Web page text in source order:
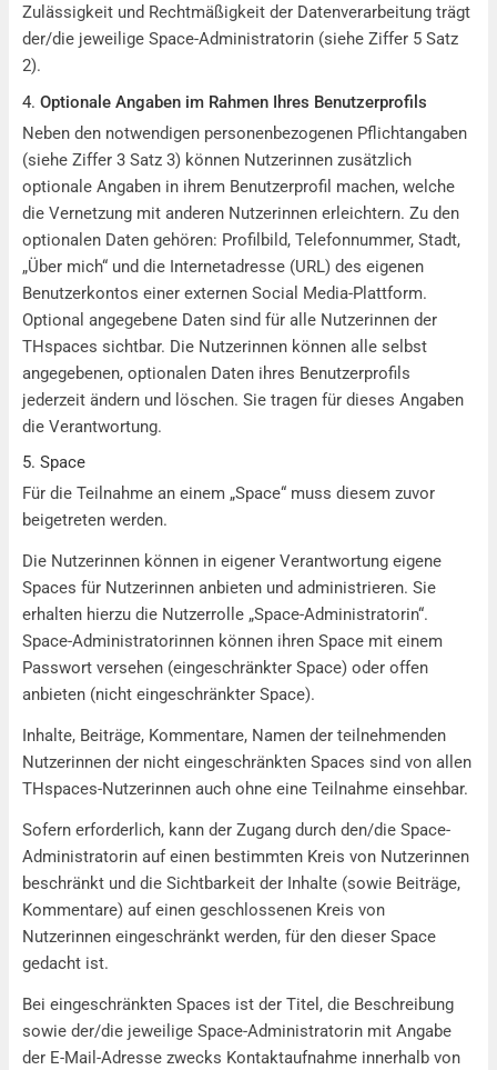
Zulässigkeit und Rechtmäßigkeit der Datenverarbeitung trägt
der/die jeweilige Space-Administratorin (siehe Ziffer 5 Satz
2).
4. Optionale Angaben im Rahmen Ihres Benutzerprofils
Neben den notwendigen personenbezogenen Pflichtangaben
(siehe Ziffer 3 Satz 3) können Nutzerinnen zusätzlich
optionale Angaben in ihrem Benutzerprofil machen, welche
die Vernetzung mit anderen Nutzerinnen erleichtern. Zu den
optionalen Daten gehören: Profilbild, Telefonnummer, Stadt,
„Über mich“ und die Internetadresse (URL) des eigenen
Benutzerkontos einer externen Social Media-Plattform.
Optional angegebene Daten sind für alle Nutzerinnen der
THspaces sichtbar. Die Nutzerinnen können alle selbst
angegebenen, optionalen Daten ihres Benutzerprofils
jederzeit ändern und löschen. Sie tragen für dieses Angaben
die Verantwortung.
5. Space
Für die Teilnahme an einem „Space“ muss diesem zuvor
beigetreten werden.
Die Nutzerinnen können in eigener Verantwortung eigene
Spaces für Nutzerinnen anbieten und administrieren. Sie
erhalten hierzu die Nutzerrolle „Space-Administratorin“.
Space-Administratorinnen können ihren Space mit einem
Passwort versehen (eingeschränkter Space) oder offen
anbieten (nicht eingeschränkter Space).
Inhalte, Beiträge, Kommentare, Namen der teilnehmenden
Nutzerinnen der nicht eingeschränkten Spaces sind von allen
THspaces-Nutzerinnen auch ohne eine Teilnahme einsehbar.
Sofern erforderlich, kann der Zugang durch den/die Space-
Administratorin auf einen bestimmten Kreis von Nutzerinnen
beschränkt und die Sichtbarkeit der Inhalte (sowie Beiträge,
Kommentare) auf einen geschlossenen Kreis von
Nutzerinnen eingeschränkt werden, für den dieser Space
gedacht ist.
Bei eingeschränkten Spaces ist der Titel, die Beschreibung
sowie der/die jeweilige Space-Administratorin mit Angabe
der E-Mail-Adresse zwecks Kontaktaufnahme innerhalb von